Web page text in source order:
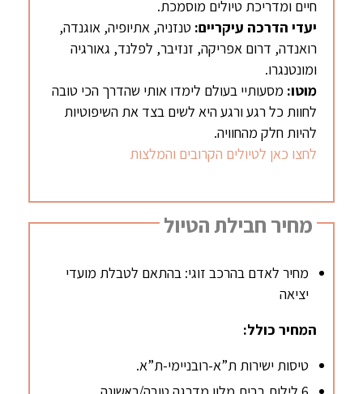
חיים ומדריכת טיולים מוסמכת.
יעדי הדרכה עיקריים: טנזניה, אתיופיה, אוגנדה,
רואנדה, דרום אפריקה, זנזיבר, לפלנד, גאורגיה
ומונטנגרו.
מוטו: מסעותיי בעולם לימדו אותי שהדרך הכי טובה
לחוות כל רגע ורגע היא לשים בצד את השיפוטיות
להיות חלק מהחוויה.
לחצו כאן לטיולים הקרובים והמלצות
מחיר חבילת הטיול
מחיר לאדם בהרכב זוגי: בהתאם לטבלת מועדי
יציאה
המחיר כולל:
טיסות ישירות ת”א-רובניימי-ת”א.